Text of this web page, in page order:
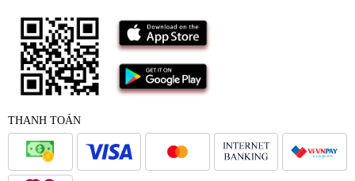
THANH TOÁN